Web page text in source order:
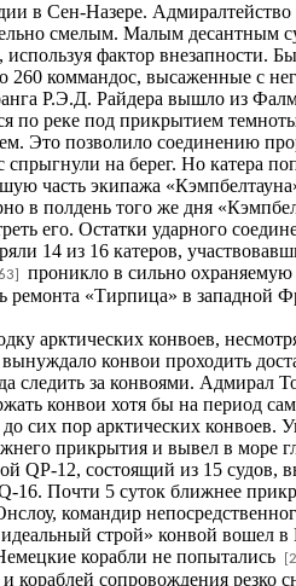
в Сен-Назере.
смелым. Малым десантным
используя фактор
260 коммандос, высаженные с
Р.Э.Д. Райдера вышло из
по реке под прикрытием
Это позволило соединению
спрыгнули на берег. Но катера
часть экипажа
в полдень того же дня
его. Остатки ударного
14 из 16 катеров,
проникло в сильно охраняемую
ремонта «Тирпица» в западной
арктических конвоев,
вынуждало конвои проходить
следить за конвоями. Адмирал
конвои хотя бы на период
сих пор арктических конвоев.
прикрытия и вывел в море
QP-12, состоящий из 15 судов,
16. Почти 5 суток ближнее
командир
строй» конвой вошел в
корабли не попытались
кораблей сопровождения